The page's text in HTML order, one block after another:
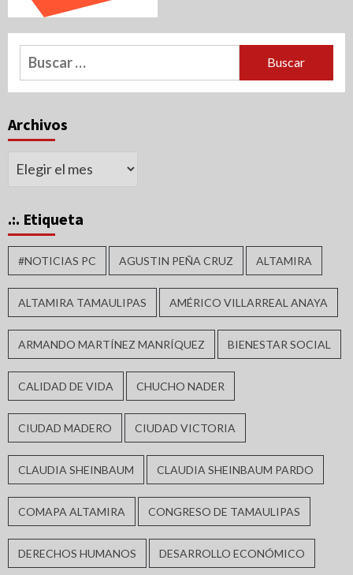
Buscar:
Archivos
Archivos
.:. Etiqueta
#NOTICIAS PC AGUSTIN PEÑA CRUZ ALTAMIRA
ALTAMIRA TAMAULIPAS AMÉRICO VILLARREAL ANAYA
ARMANDO MARTÍNEZ MANRÍQUEZ BIENESTAR SOCIAL
CALIDAD DE VIDA CHUCHO NADER
CIUDAD MADERO CIUDAD VICTORIA
CLAUDIA SHEINBAUM CLAUDIA SHEINBAUM PARDO
COMAPA ALTAMIRA CONGRESO DE TAMAULIPAS
DERECHOS HUMANOS DESARROLLO ECONÓMICO